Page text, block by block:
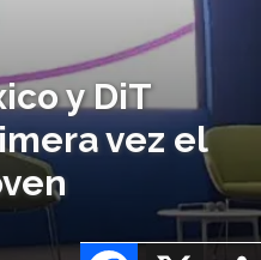
y DiT
vez el
X
Facebook